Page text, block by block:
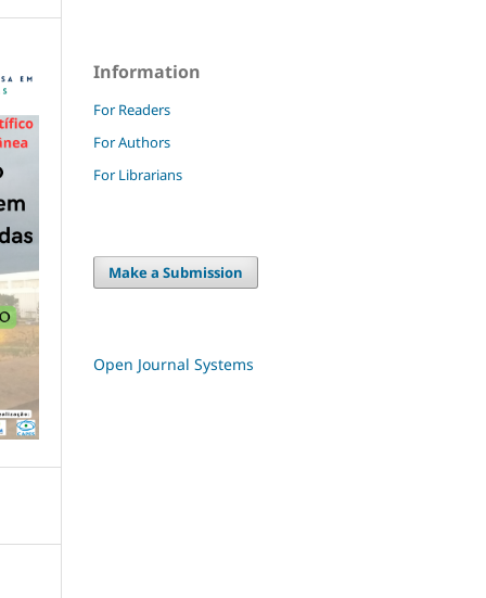
Information
For Readers
For Authors
For Librarians
Make a Submission
Open Journal Systems